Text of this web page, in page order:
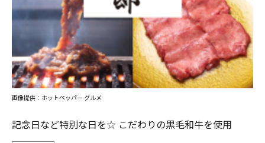
記念日など特別な日を☆ こだわりの黒毛和牛を使用
画像提供：ホットペッパー グルメ